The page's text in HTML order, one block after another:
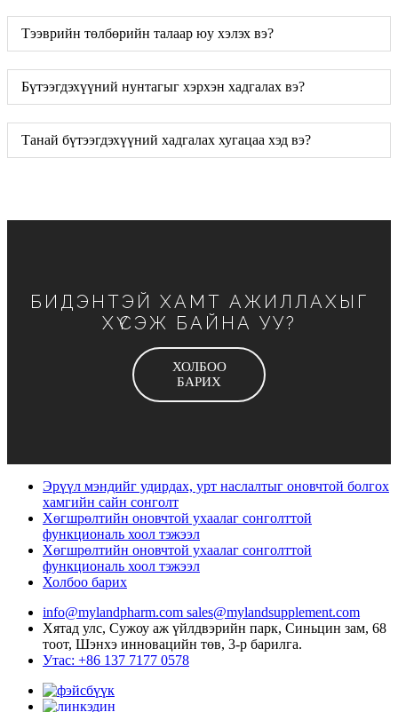
Тээврийн төлбөрийн талаар юу хэлэх вэ?
Бүтээгдэхүүний нунтагыг хэрхэн хадгалах вэ?
Танай бүтээгдэхүүний хадгалах хугацаа хэд вэ?
БИДЭНТЭЙ ХАМТ АЖИЛЛАХЫГ
ХҮСЭЖ БАЙНА УУ?
ХОЛБОО
БАРИХ
Эрүүл мэндийг удирдах, урт наслалтыг оновчтой болгох
хамгийн сайн сонголт
Хөгшрөлтийн оновчтой ухаалаг сонголттой
функциональ хоол тэжээл
Хөгшрөлтийн оновчтой ухаалаг сонголттой
функциональ хоол тэжээл
Холбоо барих
info@mylandpharm.com sales@mylandsupplement.com
Хятад улс, Сужоу аж үйлдвэрийн парк, Синьцин зам, 68
тоот, Шэнхэ инновацийн төв, 3-р барилга.
Утас: +86 137 7177 0578